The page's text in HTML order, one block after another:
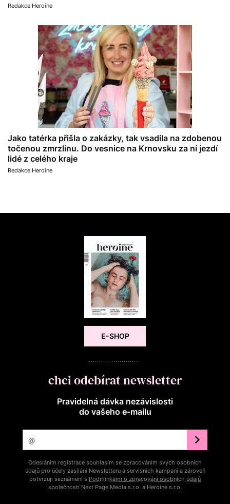
Redakce Heroine
Jako tatérka přišla o zakázky, tak vsadila na zdobenou
točenou zmrzlinu. Do vesnice na Krnovsku za ní jezdí
lidé z celého kraje
Redakce Heroine
E-SHOP
chci odebírat newsletter
Pravidelná dávka nezávislosti
do vašeho e‑mailu
Odesláním registrace souhlasím se zpracováním svých osobních
údajů pro účely zasílání Newsletteru a servisních kampaní a zároveň
potvrzuji seznámení s Podmínkami o zpracování osobních údajů
společností Next Page Media s.r.o. a Heroine s.r.o.